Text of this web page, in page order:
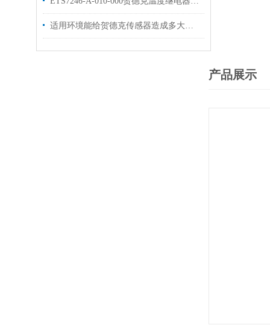
适用环境能给贺德克传感器造成多大的影响呢
产品展示